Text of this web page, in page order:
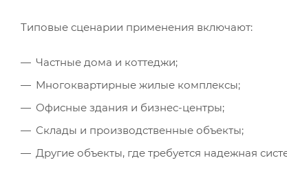
Типовые сценарии применения включают:
Частные дома и коттеджи;
Многоквартирные жилые комплексы;
Офисные здания и бизнес-центры;
Склады и производственные объекты;
Другие объекты, где требуется надежная